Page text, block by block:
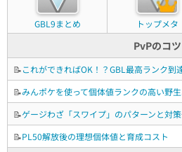
GBL9まとめ トップメタ
PvPのコツ
📝これができればOK！？GBL最高ランク到
📝みんポケを使って個体値ランクの高い野
📝ゲージわざ「スワイプ」のパターンと対
📝PL50解放後の理想個体値と育成コスト